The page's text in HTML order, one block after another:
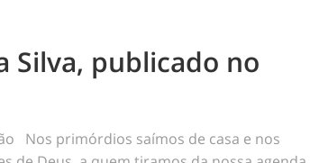
Silva, publicado no
Nos primórdios saímos de casa e nos